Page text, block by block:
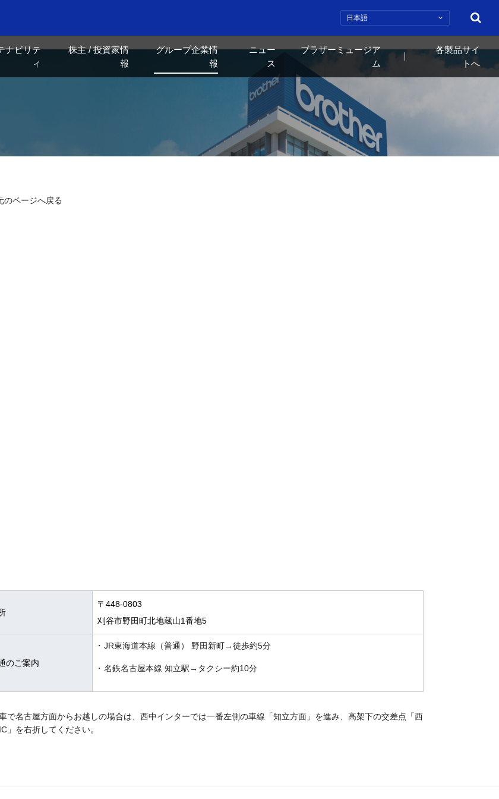
検索
ナビリテ
ィ
株主 / 投資家情
報
グループ企業情
報
ニュー
ス
ブラザーミュージア
ム
各製品サイ
トへ
のページへ戻る
〒448-0803
刈谷市野田町北地蔵山1番地5
のご案内
JR東海道本線（普通） 野田新町→徒歩約5分
名鉄名古屋本線 知立駅→タクシー約10分
で名古屋方面からお越しの場合は、西中インターでは一番左側の車線「知立方面」を進み、高架下の交差点「西
」を右折してください。